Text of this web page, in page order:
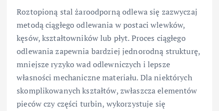
Roztopioną stal żaroodporną odlewa się zazwyczaj
metodą ciągłego odlewania w postaci wlewków,
kęsów, kształtowników lub płyt. Proces ciągłego
odlewania zapewnia bardziej jednorodną strukturę,
mniejsze ryzyko wad odlewniczych i lepsze
własności mechaniczne materiału. Dla niektórych
skomplikowanych kształtów, zwłaszcza elementów
pieców czy części turbin, wykorzystuje się